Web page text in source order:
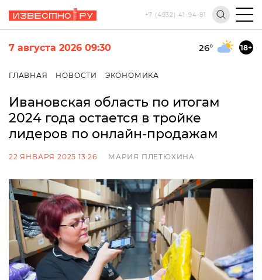
+7 (4932) 41-94-81
7 августа 2026 09:30 26° 18+
ГЛАВНАЯ НОВОСТИ ЭКОНОМИКА
Ивановская область по итогам
2024 года остается в тройке
лидеров по онлайн-продажам
22 ЯНВАРЯ 2025 13:26 МАРИЯ ПЛЕТЮХИНА